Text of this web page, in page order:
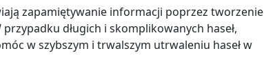
zapamiętywanie informacji poprzez tworzenie
długich i skomplikowanych haseł,
w szybszym i trwalszym utrwaleniu haseł w